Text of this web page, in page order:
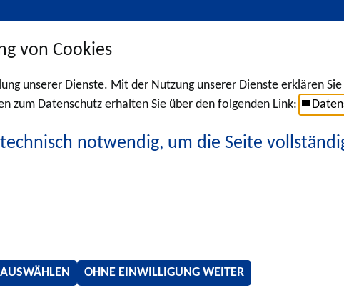
von Cookies
unserer Dienste. Mit der Nutzung unserer Dienste erklären
zum Datenschutz erhalten Sie über den folgenden Link:
notwendig, um die Seite
OHNE EINWILLIGUNG WEITER